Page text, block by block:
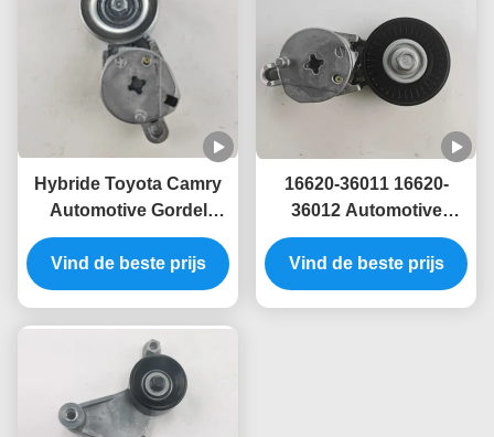
Hybride Toyota Camry
Automotive Gordel
Spanner 16620-36013
16620-0V024
Vind de beste prijs
16620-36011 16620-
36012 Automotive
Motor Belt Tensioner
16620-0V020 16620-
0V022 16620-0V050
Vind de beste prijs